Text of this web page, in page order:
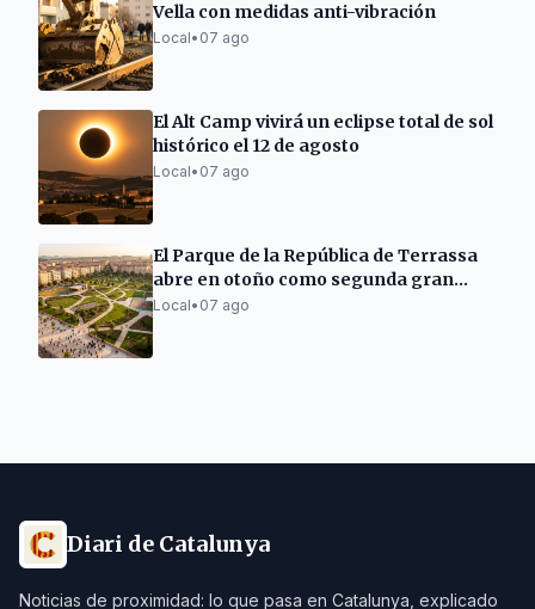
Vella con medidas anti-vibración
Local• 07 ago
El Alt Camp vivirá un eclipse total de sol
histórico el 12 de agosto
Local• 07 ago
El Parque de la República de Terrassa
abre en otoño como segunda gran
zona verde
Local• 07 ago
Diari de Catalunya
Noticias de proximidad: lo que pasa en Catalunya, explicado